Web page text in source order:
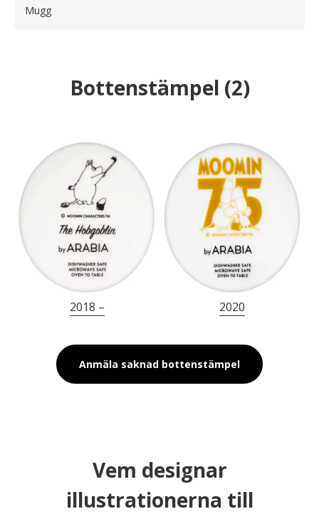
Mugg
Bottenstämpel (2)
2018 – 2020
Anmäla saknad bottenstämpel
Vem designar
illustrationerna till